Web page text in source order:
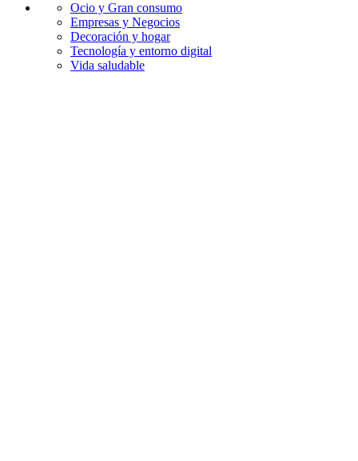
Ocio y Gran consumo
Empresas y Negocios
Decoración y hogar
Tecnología y entorno digital
Vida saludable